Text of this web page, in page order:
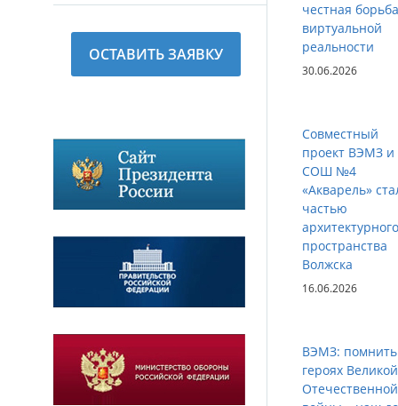
ОСТАВИТЬ ЗАЯВКУ
честная
виртуальной
реальности
30.06.2026
Совместный
проект ВЭМЗ и
СОШ №4
«Акварель»
частью
архитектурного
пространства
Волжска
16.06.2026
ВЭМЗ:
героях Великой
Отечественной